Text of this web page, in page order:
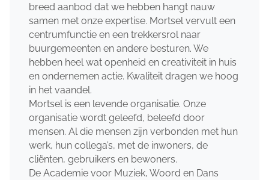
breed aanbod dat we hebben hangt nauw
samen met onze expertise. Mortsel vervult een
centrumfunctie en een trekkersrol naar
buurgemeenten en andere besturen. We
hebben heel wat openheid en creativiteit in huis
en ondernemen actie. Kwaliteit dragen we hoog
in het vaandel.
Mortsel is een levende organisatie. Onze
organisatie wordt geleefd, beleefd door
mensen. Al die mensen zijn verbonden met hun
werk, hun collega’s, met de inwoners, de
cliënten, gebruikers en bewoners.
De Academie voor Muziek, Woord en Dans